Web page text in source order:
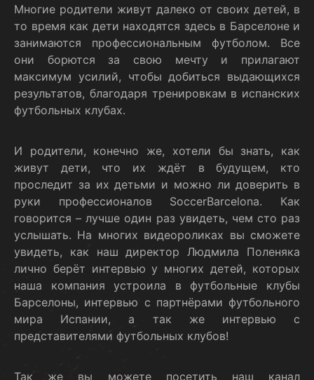
Многие родители живут далеко от своих детей, в
то время как дети находятся здесь в Барселоне и
занимаются профессиональным футболом. Все
они борются за свою мечту и прилагают
максимум усилий, чтобы добиться выдающихся
результатов, благодаря тренировкам в испанских
футбольных клубах.
И родители, конечно же, хотели бы знать, как
живут дети, что их ждёт в будущем, кто
проследит за их детьми и можно ли доверить в
руки профессионалов SoccerBarcelona. Как
говорится – лучше один раз увидеть, чем сто раз
услышать. На многих видеороликах вы сможете
увидеть, как наш директор Людмила Поленяка
лично берёт интервью у многих детей, которых
наша компания устроила в футбольные клубы
Барселоны, интервью с партнёрами футбольного
мира Испании, а так же интервью с
представителями футбольных клубов!
Так же вы можете посетить наш канал